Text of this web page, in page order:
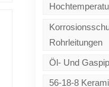
Rohrleitungen
Öl- Und
56-18-8